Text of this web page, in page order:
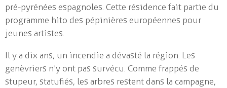
pré-pyrénées espagnoles. Cette résidence fait partie du
programme hito des pépinières européennes pour
jeunes artistes.
Il y a dix ans, un incendie a dévasté la région. Les
genèvriers n'y ont pas survécu. Comme frappés de
stupeur, statufiés, les arbres restent dans la campagne,